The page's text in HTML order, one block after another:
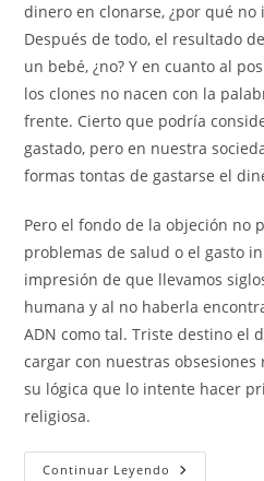
dinero en clonarse, ¿por qué no
Después de todo, el resultado
un bebé, ¿no? Y en cuanto al
los clones no nacen con la
frente. Cierto que podría
gastado, pero en nuestra
formas tontas de gastarse el
Pero el fondo de la objeción no
problemas de salud o el gasto
impresión de que llevamos
humana y al no haberla
ADN como tal. Triste destino el
cargar con nuestras obsesiones
su lógica que lo intente hacer
religiosa.
Continuar Leyendo Clonaciones